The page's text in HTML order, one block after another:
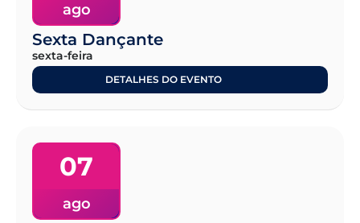
ago
Sexta Dançante
sexta-feira
DETALHES DO EVENTO
07
ago